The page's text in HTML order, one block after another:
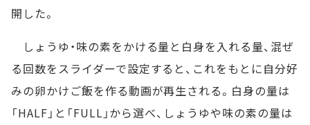
開した。
しょうゆ・味の素をかける量と白身を入れる量、混ぜ
る回数をスライダーで設定すると、これをもとに自分好
みの卵かけご飯を作る動画が再生される。白身の量は
「HALF」と「FULL」から選べ、しょうゆや味の素の量は